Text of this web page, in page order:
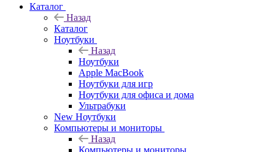
Каталог
Назад
Каталог
Ноутбуки
Назад
Ноутбуки
Apple MacBook
Ноутбуки для игр
Ноутбуки для офиса и дома
Ультрабуки
New Ноутбуки
Компьютеры и мониторы
Назад
Компьютеры и мониторы